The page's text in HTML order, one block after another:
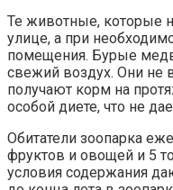
Те животные, которые
улице, а при
помещения. Бурые
свежий воздух. Они не
получают корм на
особой диете, что не
Обитатели зоопарка
фруктов и овощей и 5
условия содержания